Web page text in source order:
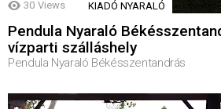
30 Views KIADÓ NYARALÓ
Pendula Nyaraló
vízparti szálláshely
Pendula Nyaraló Békésszentandrás